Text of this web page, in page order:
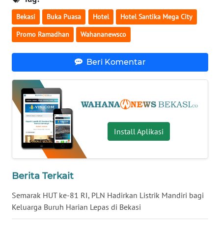
Bekasi Buka Puasa Hotel Hotel Santika Mega City
Promo Ramadhan Wahananewsco
Beri Komentar
Install Aplikasi
Berita Terkait
Semarak HUT ke-81 RI, PLN Hadirkan Listrik Mandiri bagi
Keluarga Buruh Harian Lepas di Bekasi
WN
NUSANTARA
JOGJA
WN
JATIM
WN
BALI
WN
KALBAR
WN
KALTENG